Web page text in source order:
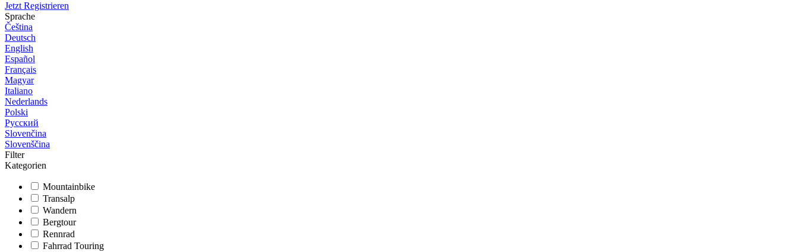
Jetzt Registrieren
Sprache
Čeština
Deutsch
English
Español
Français
Magyar
Italiano
Nederlands
Polski
Русский
Slovenčina
Slovenščina
Filter
Kategorien
Mountainbike
Transalp
Wandern
Bergtour
Rennrad
Fahrrad Touring